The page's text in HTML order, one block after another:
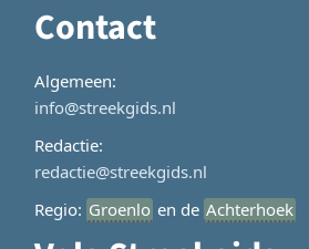
Contact
Algemeen:
info@streekgids.nl
Redactie:
redactie@streekgids.nl
Regio: Groenlo en de Achterhoek